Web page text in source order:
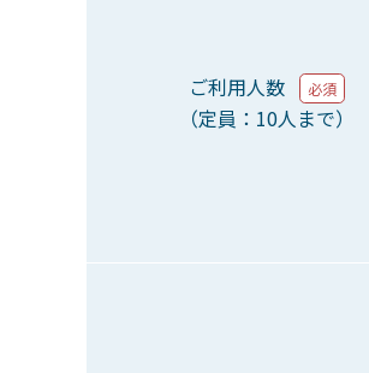
ご利用人数 必須
（定員：10人まで）